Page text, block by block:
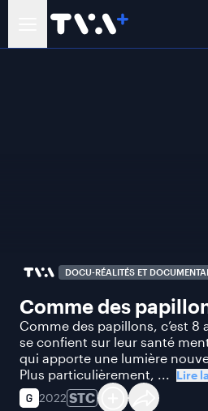
DOCU-RÉALITÉS ET
Comme des
Comme des papillons, c’est
se confient sur leur santé
qui apporte une lumière
Plus particulièrement, ... Lire
2022 STC